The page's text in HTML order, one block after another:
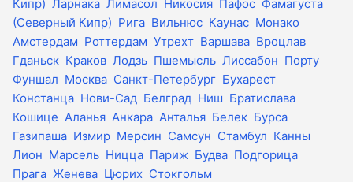
Кипр) Ларнака Лимасол Никосия Пафос Фамагуста
(Северный Кипр) Рига Вильнюс Каунас Монако
Амстердам Роттердам Утрехт Варшава Вроцлав
Гданьск Краков Лодзь Пшемысль Лиссабон Порту
Фуншал Москва Санкт-Петербург Бухарест
Констанца Нови-Сад Белград Ниш Братислава
Кошице Аланья Анкара Анталья Белек Бурса
Газипаша Измир Мерсин Самсун Стамбул Канны
Лион Марсель Ницца Париж Будва Подгорица
Прага Женева Цюрих Стокгольм